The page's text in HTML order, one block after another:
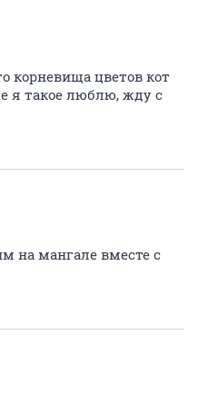
корневища цветов кот
я такое люблю, жду с
на мангале вместе с